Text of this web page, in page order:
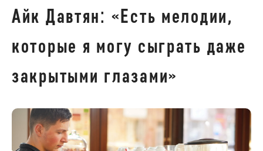
Айк Давтян: «Есть мелодии,
которые я могу сыграть даже
закрытыми глазами»